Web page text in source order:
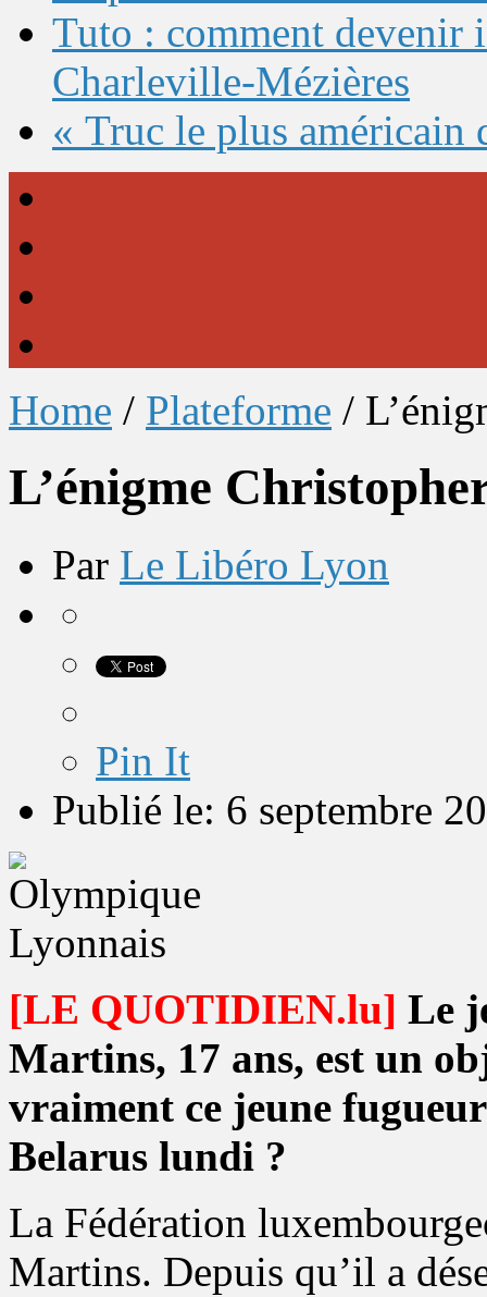
Tuto : comment devenir
Charleville-Mézières
« Truc le plus américain
Home / Plateforme /
L’énigme
Par Le Libéro Lyon
Pin It
Publié le: 6 septembre
[LE QUOTIDIEN.lu] Le
Martins, 17 ans, est un
vraiment ce jeune
Belarus lundi ?
La Fédération
Martins. Depuis qu’il a